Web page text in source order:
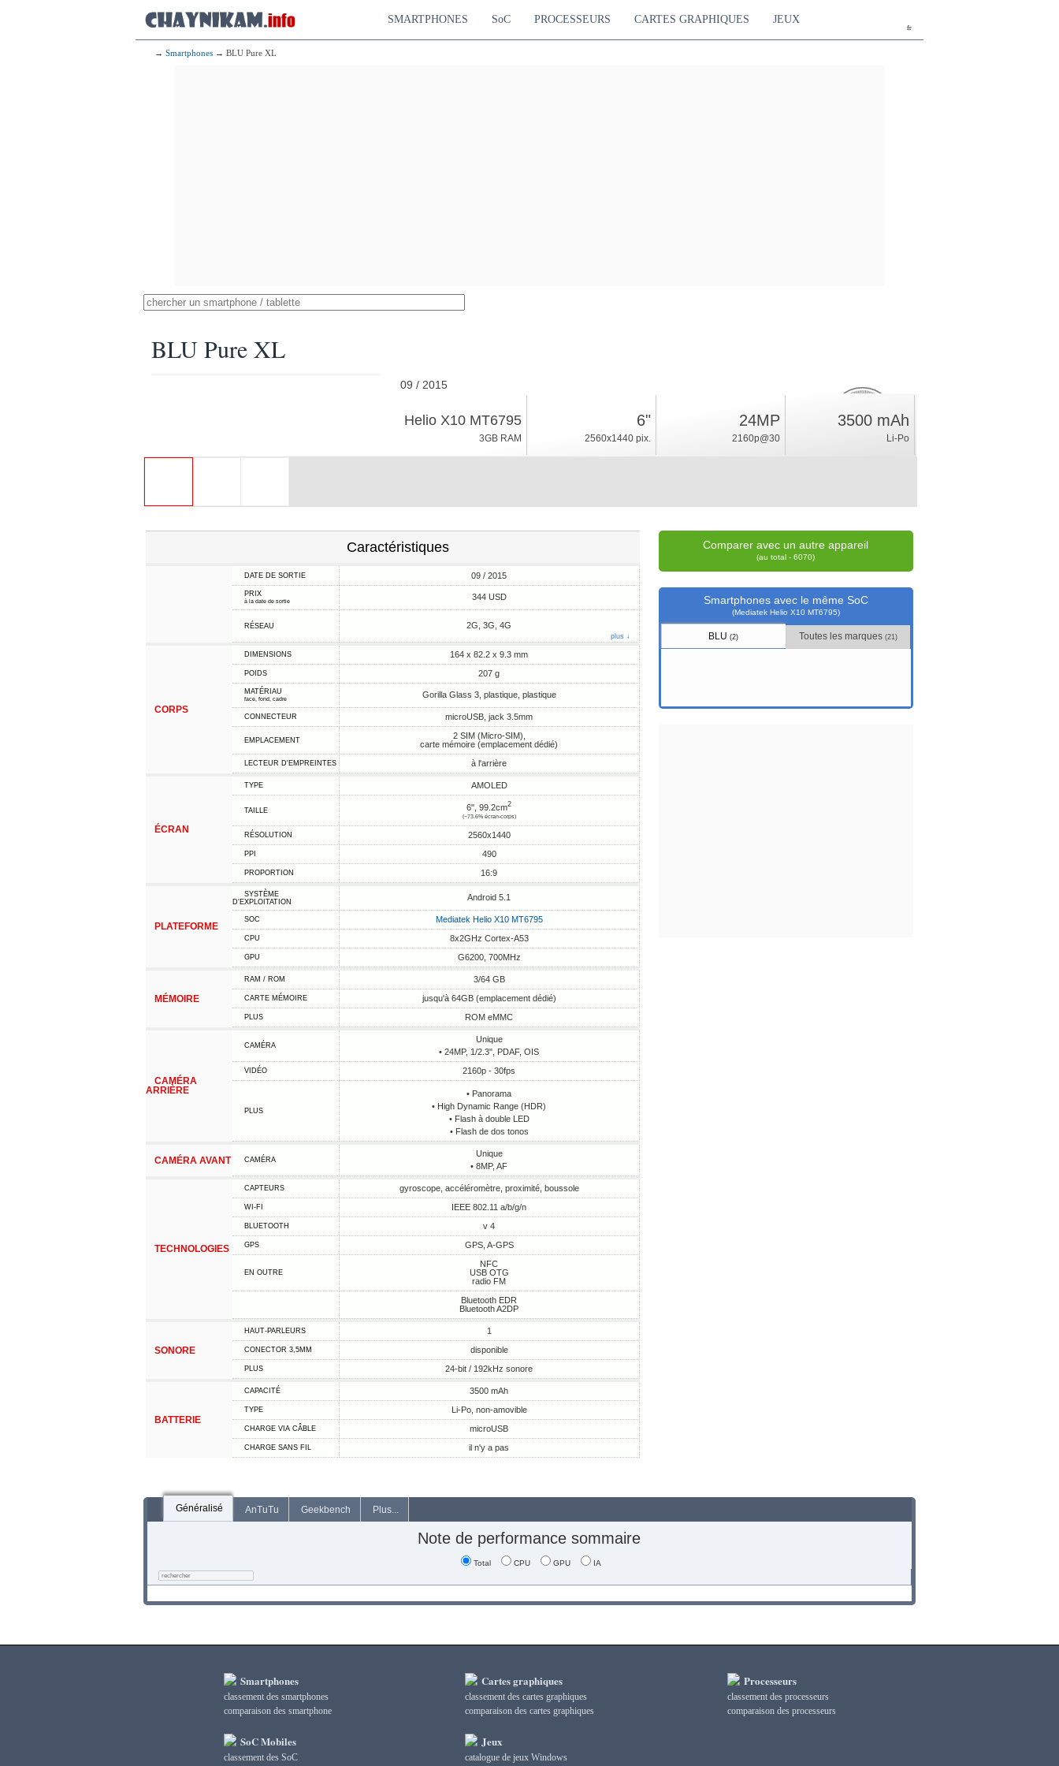
fr
SMARTPHONES SoC PROCESSEURS CARTES GRAPHIQUES JEUX
→ Smartphones → BLU Pure XL
BLU Pure XL
09 / 2015
Android 5.1
3%
Helio X10 MT6795
3GB RAM
6"
2560x1440 pix.
24MP
2160p@30
3500 mAh
Li-Po
Caractéristiques
DATE DE SORTIE 09 / 2015
PRIX
à la date de sortie 344 USD
RÉSEAU 2G, 3G, 4G
plus ↓
CORPS
DIMENSIONS 164 x 82.2 x 9.3 mm
POIDS 207 g
MATÉRIAU
face, fond, cadre Gorilla Glass 3, plastique, plastique
CONNECTEUR microUSB, jack 3.5mm
EMPLACEMENT
2 SIM (Micro-SIM),
carte mémoire (emplacement dédié)
LECTEUR D'EMPREINTES à l'arrière
ÉCRAN
TYPE AMOLED
TAILLE 6", 99.2cm2
(~73.6% écran-corps)
RÉSOLUTION 2560x1440
PPI 490
PROPORTION 16:9
PLATEFORME
SYSTÈME
D'EXPLOITATION
Android 5.1
SOC Mediatek Helio X10 MT6795
CPU 8x2GHz Cortex-A53
GPU G6200, 700MHz
MÉMOIRE
RAM / ROM 3/64 GB
CARTE MÉMOIRE jusqu'à 64GB (emplacement dédié)
PLUS ROM eMMC
CAMÉRA
ARRIÈRE
CAMÉRA
Unique
• 24MP, 1/2.3", PDAF, OIS
VIDÉO 2160p - 30fps
PLUS
• Panorama
• High Dynamic Range (HDR)
• Flash à double LED
• Flash de dos tonos
CAMÉRA AVANT CAMÉRA
Unique
• 8MP, AF
TECHNOLOGIES
CAPTEURS gyroscope, accéléromètre, proximité, boussole
WI-FI IEEE 802.11 a/b/g/n
BLUETOOTH v 4
GPS GPS, A-GPS
EN OUTRE
NFC
USB OTG
radio FM
Bluetooth EDR
Bluetooth A2DP
SONORE
HAUT-PARLEURS 1
CONECTOR 3,5MM disponible
PLUS 24-bit / 192kHz sonore
BATTERIE
CAPACITÉ 3500 mAh
TYPE Li-Po, non-amovible
CHARGE VIA CÂBLE microUSB
CHARGE SANS FIL il n'y a pas
Comparer avec un autre appareil
(au total - 6070)
Smartphones avec le même SoC
(Mediatek Helio X10 MT6795)
BLU(2) Toutes les marques (21)
Généralisé AnTuTu Geekbench Plus...
Note de performance sommaire
Total CPU GPU IA
Smartphones
classement des smartphones
сomparaison des smartphone
SoC Mobiles
classement des SoC
Cartes graphiques
classement des cartes graphiques
сomparaison des cartes graphiques
Jeux
catalogue de jeux Windows
Processeurs
classement des processeurs
сomparaison des processeurs